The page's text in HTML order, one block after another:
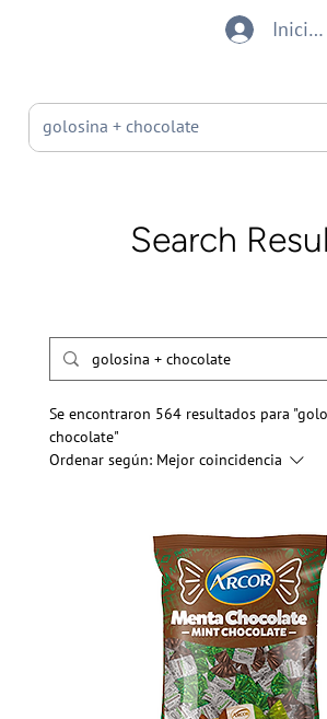
Iniciar
Se encontraron 564 resultados para
chocolate"
Ordenar según: Mejor coincidencia
Search